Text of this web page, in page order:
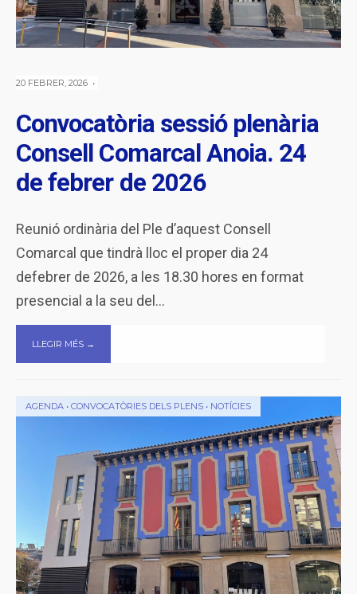
20 FEBRER, 2026 •
Convocatòria sessió plenària
Consell Comarcal Anoia. 24
de febrer de 2026
Reunió ordinària del Ple d’aquest Consell
Comarcal que tindrà lloc el proper dia 24
defebrer de 2026, a les 18.30 hores en format
presencial a la seu del ...
LLEGIR MÉS →
AGENDA • CONVOCATÒRIES DELS PLENS • NOTÍCIES